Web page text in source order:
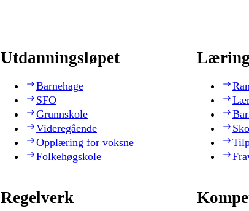
Utdanningsløpet
Barnehage
SFO
Grunnskole
Videregående
Opplæring for voksne
Folkehøgskole
Regelverk